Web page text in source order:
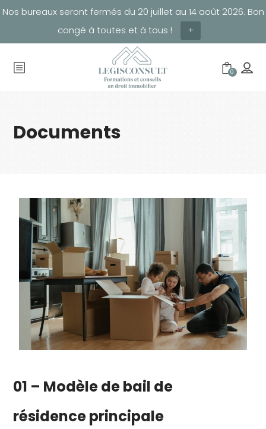
Nos bureaux seront fermés du 20 juillet au 14 août 2026. Bon
congé à toutes et à tous !
+
0
Documents
01 – Modèle de bail de
résidence principale